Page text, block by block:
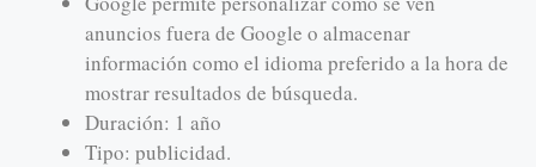
anuncios fuera de Google o almacenar
información como el idioma preferido a la hora de
mostrar resultados de búsqueda.
Duración: 1 año
Tipo: publicidad.